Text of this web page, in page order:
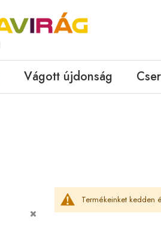
Vágott újdonság
Termékeinket kedden